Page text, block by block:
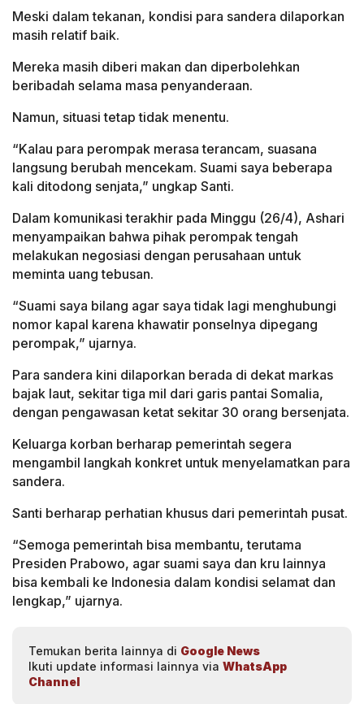
Meski dalam tekanan, kondisi para sandera dilaporkan
masih relatif baik.
Mereka masih diberi makan dan diperbolehkan
beribadah selama masa penyanderaan.
Namun, situasi tetap tidak menentu.
“Kalau para perompak merasa terancam, suasana
langsung berubah mencekam. Suami saya beberapa
kali ditodong senjata,” ungkap Santi.
Dalam komunikasi terakhir pada Minggu (26/4), Ashari
menyampaikan bahwa pihak perompak tengah
melakukan negosiasi dengan perusahaan untuk
meminta uang tebusan.
“Suami saya bilang agar saya tidak lagi menghubungi
nomor kapal karena khawatir ponselnya dipegang
perompak,” ujarnya.
Para sandera kini dilaporkan berada di dekat markas
bajak laut, sekitar tiga mil dari garis pantai Somalia,
dengan pengawasan ketat sekitar 30 orang bersenjata.
Keluarga korban berharap pemerintah segera
mengambil langkah konkret untuk menyelamatkan para
sandera.
Santi berharap perhatian khusus dari pemerintah pusat.
“Semoga pemerintah bisa membantu, terutama
Presiden Prabowo, agar suami saya dan kru lainnya
bisa kembali ke Indonesia dalam kondisi selamat dan
lengkap,” ujarnya.
Temukan berita lainnya di Google News
Ikuti update informasi lainnya via WhatsApp
Channel